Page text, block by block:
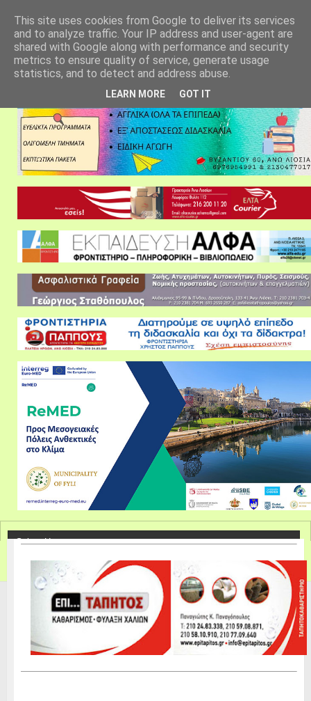
This site uses cookies from Google to deliver its services
and to analyze traffic. Your IP address and user-agent are
shared with Google along with performance and security
metrics to ensure quality of service, generate usage
statistics, and to detect and address abuse.
LEARN MORE GOT IT